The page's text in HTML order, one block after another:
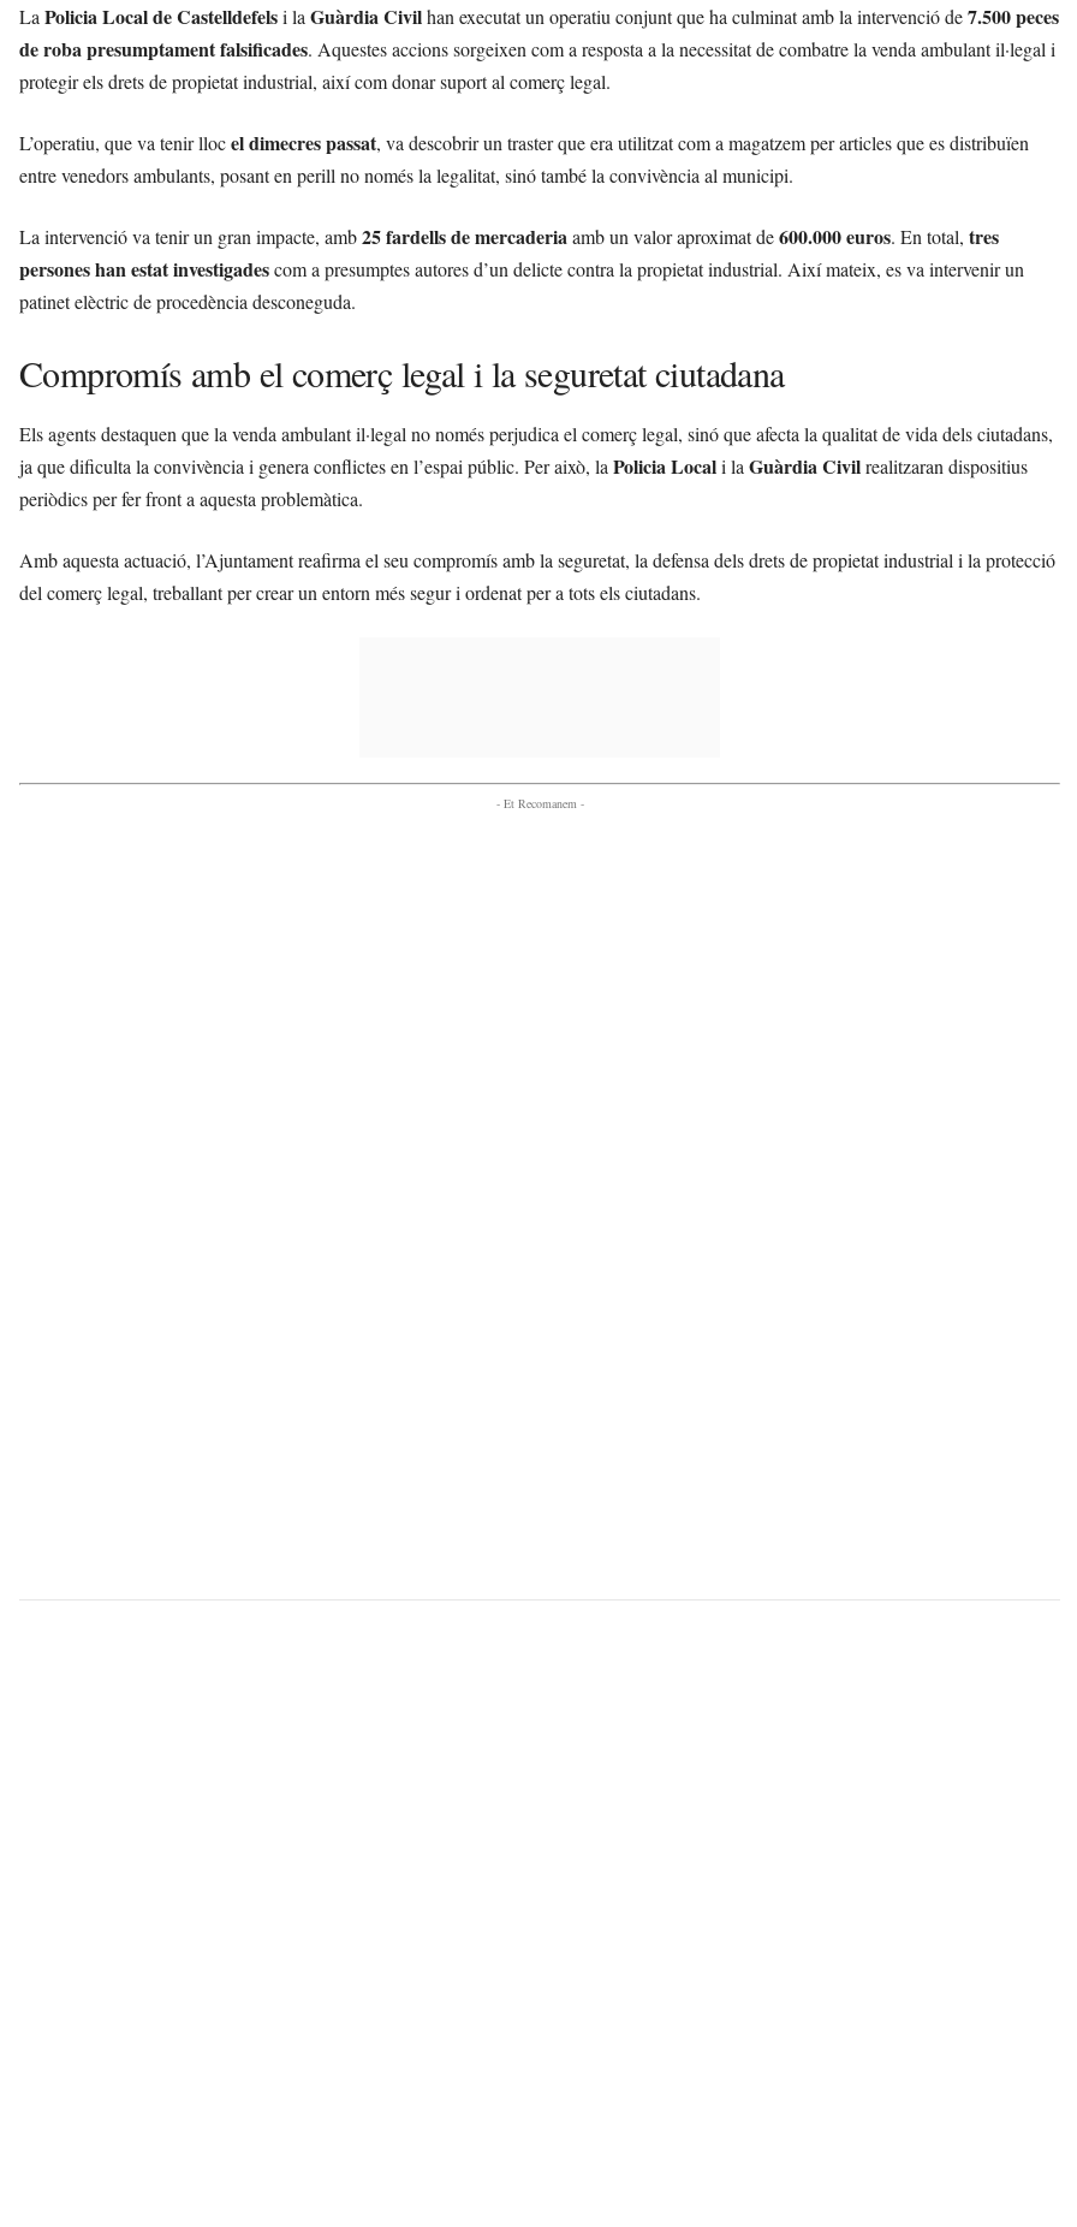
LaPolicia Local de Castelldefelsi laGuàrdia Civilhan executat un operatiu conjunt que ha culminat amb la intervenció de7.500 peces
de roba presumptament falsificades. Aquestes accions sorgeixen com a resposta a la necessitat de combatre la venda ambulant il·legal i
protegir els drets de propietat industrial, així com donar suport al comerç legal.
L’operatiu, que va tenir llocel dimecres passat, va descobrir un traster que era utilitzat com a magatzem per articles que es distribuïen
entre venedors ambulants, posant en perill no només la legalitat, sinó també la convivència al municipi.
La intervenció va tenir un gran impacte, amb25 fardells de mercaderiaamb un valor aproximat de600.000 euros. En total, tres
persones han estat investigadescom a presumptes autores d’un delicte contra la propietat industrial. Així mateix, es va intervenir un
patinet elèctric de procedència desconeguda.
Compromís amb el comerç legal i la seguretat ciutadana
Els agents destaquen que la venda ambulant il·legal no només perjudica el comerç legal, sinó que afecta la qualitat de vida dels ciutadans,
ja que dificulta la convivència i genera conflictes en l’espai públic. Per això, laPolicia Locali laGuàrdia Civilrealitzaran dispositius
periòdics per fer front a aquesta problemàtica.
Amb aquesta actuació, l’Ajuntament reafirma el seu compromís amb la seguretat, la defensa dels drets de propietat industrial i la protecció
del comerç legal, treballant per crear un entorn més segur i ordenat per a tots els ciutadans.
- Et Recomanem -